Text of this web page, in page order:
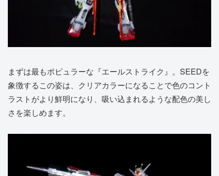
まずは最もポピュラーな『エールストライク』。SEEDを
象徴するこの姿は、クリアカラーになることで色のコント
ラストがより鮮明になり、吸い込まれるような配色の美し
さを楽しめます。